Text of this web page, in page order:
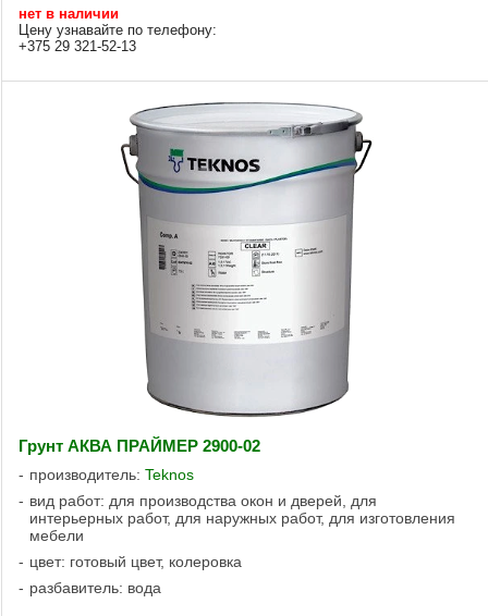
нет в наличии
Цену узнавайте по телефону:
+375 29 321-52-13
Грунт АКВА ПРАЙМЕР 2900-02
производитель: Teknos
вид работ: для производства окон и дверей, для
интерьерных работ, для наружных работ, для изготовления
мебели
цвет: готовый цвет, колеровка
разбавитель: вода